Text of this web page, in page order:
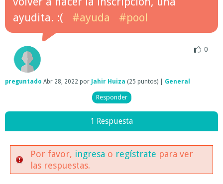
ayudita. :(
#ayuda #pool
0
preguntado Abr 28, 2022 por Jahir Huiza (25 puntos) General
1 Respuesta
Por favor, ingresa o regístrate para ver
las respuestas.